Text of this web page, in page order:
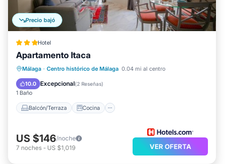
Precio bajó
Hotel
Apartamento Itaca
Málaga · Centro histórico de Málaga 0.04 mi al centro
10.0 Excepcional(2 Reseñas)
1 Baño
Balcón/Terraza Cocina
Balcón/Terraza
Cocina
Aire acondicionado
US $146/noche
7 noches - US $1,019 VER OFERTA